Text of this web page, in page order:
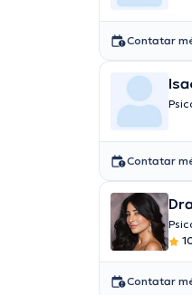
Contatar
Contatar
Contatar